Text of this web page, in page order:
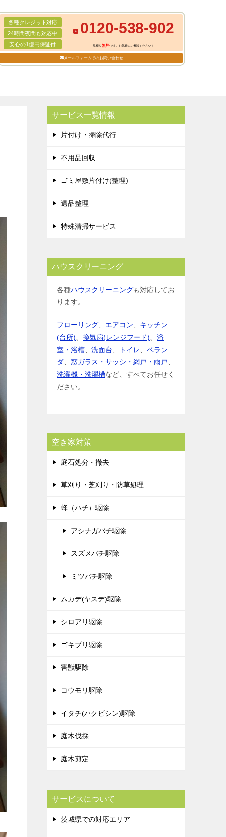
各種クレジット対応
24時間夜間も対応中
安心の1億円保証付
0120-538-902
見積り無料です。お気軽にご相談ください！
メールフォームでのお問い合わせ
サービス一覧情報
片付け・掃除代行
不用品回収
ゴミ屋敷片付け(整理)
遺品整理
特殊清掃サービス
ハウスクリーニング
各種ハウスクリーニングも対応してお
ります。
フローリング エアコン
キッチン
(台所)
換気扇(レンジフード)
浴
室・浴槽
洗面台 トイレ
ベラン
ダ
窓ガラス・サッシ・網戸・雨戸
洗濯機・洗濯槽など、すべてお任せく
ださい。
空き家対策
庭石処分・撤去
草刈り・芝刈り・防草処理
蜂（ハチ）駆除
アシナガバチ駆除
スズメバチ駆除
ミツバチ駆除
ムカデ(ヤスデ)駆除
シロアリ駆除
ゴキブリ駆除
害獣駆除
コウモリ駆除
イタチ(ハクビシン)駆除
庭木伐採
庭木剪定
サービスについて
茨城県での対応エリア